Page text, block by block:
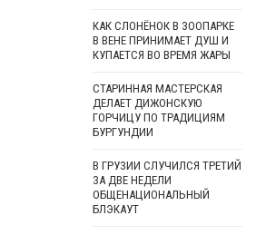
КАК СЛОНЁНОК В ЗООПАРКЕ
В ВЕНЕ ПРИНИМАЕТ ДУШ И
КУПАЕТСЯ ВО ВРЕМЯ ЖАРЫ
СТАРИННАЯ МАСТЕРСКАЯ
ДЕЛАЕТ ДИЖОНСКУЮ
ГОРЧИЦУ ПО ТРАДИЦИЯМ
БУРГУНДИИ
В ГРУЗИИ СЛУЧИЛСЯ ТРЕТИЙ
ЗА ДВЕ НЕДЕЛИ
ОБЩЕНАЦИОНАЛЬНЫЙ
БЛЭКАУТ